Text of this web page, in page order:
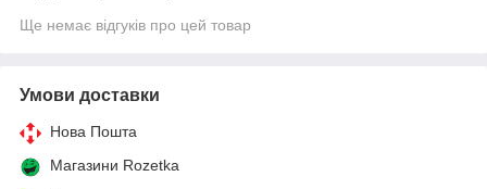
Ще немає відгуків про цей товар
Умови доставки
Нова Пошта
Магазини Rozetka